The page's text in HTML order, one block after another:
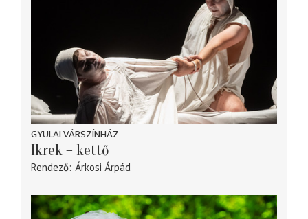
GYULAI VÁRSZÍNHÁZ
Ikrek – kettő
Rendező Árkosi Árpád